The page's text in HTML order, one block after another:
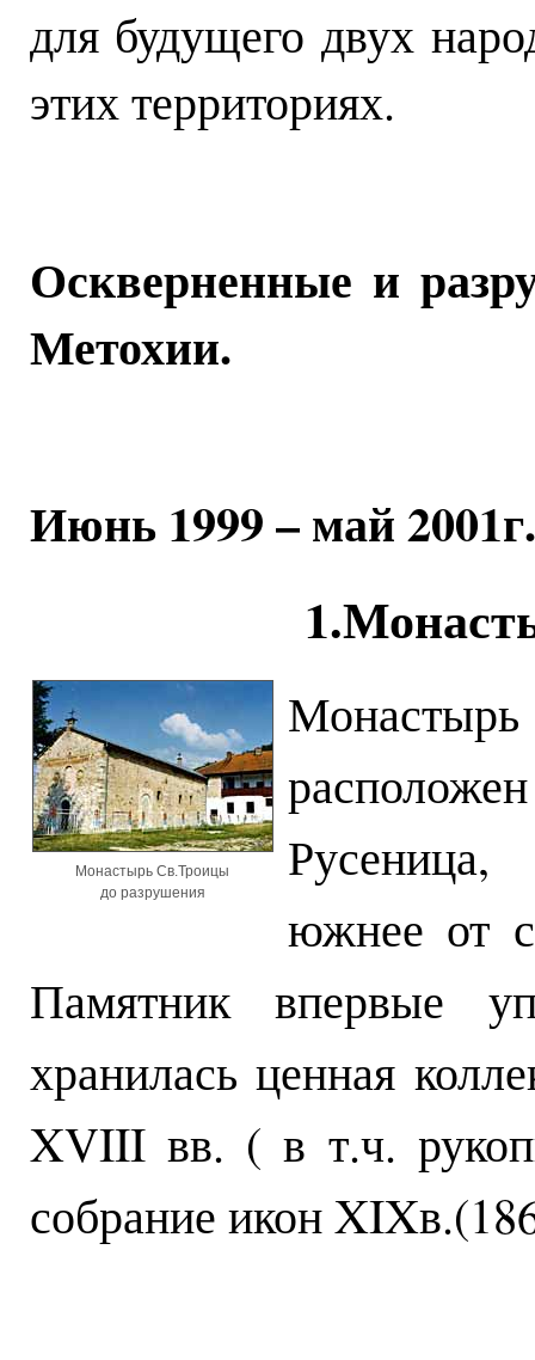
для будущего двух
этих территориях.
Оскверненные и
Метохии.
Июнь 1999 – май 2001г.
Монастырь Св.Троицы
до разрушения
южнее от
Памятник впервые
хранилась ценная
XVIII вв. ( в т.ч.
собрание икон